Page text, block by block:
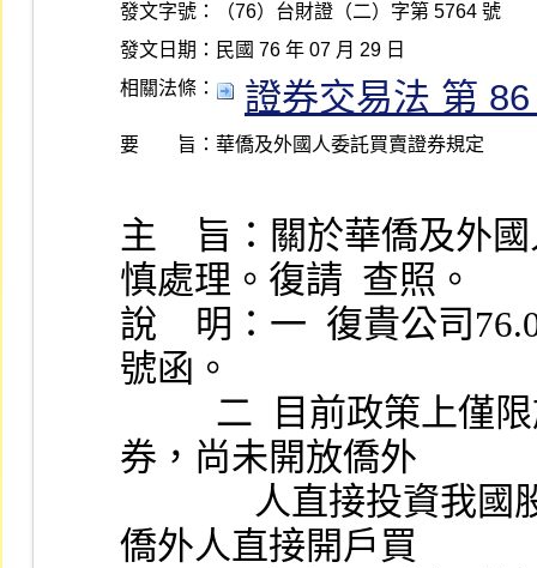
發文字號：
（76）台財證（二）字第 5764 號
發文日期： 民國 76 年 07 月 29 日
相關法條：
證券交易法 第
要 旨： 華僑及外國人委託買賣證券規定
主    旨：關於華僑及外
慎處理。復請  查照。
說    明：一  復貴公司
號函。
券，尚未開放僑外
僑外人直接開戶買